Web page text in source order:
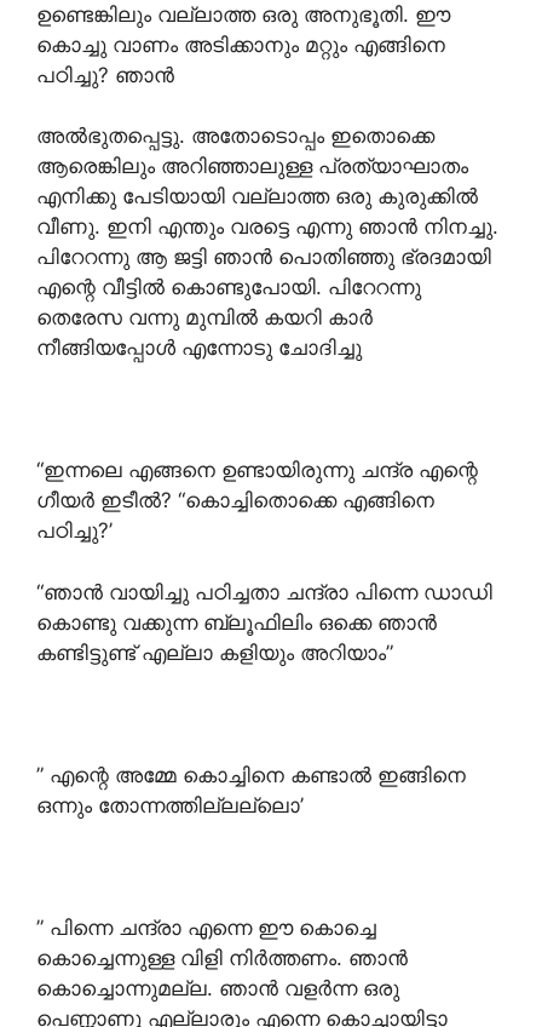
ഉണ്ടെങ്കിലും വല്ലാത്ത ഒരു അനുഭൂതി. ഈ
കൊച്ചു വാണം അടിക്കാനും മറ്റും എങ്ങിനെ
പഠിച്ചു? ഞാൻ
അൽഭുതപ്പെട്ടു. അതോടൊപ്പം ഇതൊക്കെ
ആരെങ്കിലും അറിഞ്ഞാലുള്ള പ്രത്യാഘാതം
എനിക്കു പേടിയായി വല്ലാത്ത ഒരു കുരുക്കിൽ
വീണു. ഇനി എന്തും വരട്ടെ എന്നു ഞാൻ നിനച്ചു.
പിറേറന്നു ആ ജട്ടി ഞാൻ പൊതിഞ്ഞു ഭ്രദമായി
എന്റെ വീട്ടിൽ കൊണ്ടുപോയി. പിറേറന്നു
തെരേസ വന്നു മുമ്പിൽ കയറി കാർ
നീങ്ങിയപ്പോൾ എന്നോടു ചോദിച്ചു
“ഇന്നലെ എങ്ങനെ ഉണ്ടായിരുന്നു ചന്ദ്ര എന്റെ
ഗീയർ ഇടീൽ? “കൊച്ചിതൊക്കെ എങ്ങിനെ
പഠിച്ചു?’
“ഞാൻ വായിച്ചു പഠിച്ചതാ ചന്ദ്രാ പിന്നെ ഡാഡി
കൊണ്ടു വക്കുന്ന ബ്ലൂഫിലിം ഒക്കെ ഞാൻ
കണ്ടിട്ടുണ്ട് എല്ലാ കളിയും അറിയാം”
” എന്റെ അമ്മേ കൊച്ചിനെ കണ്ടാൽ ഇങ്ങിനെ
ഒന്നും തോന്നത്തില്ലല്ലൊ’
” പിന്നെ ചന്ദ്രാ എന്നെ ഈ കൊച്ചെ
കൊച്ചെന്നുള്ള വിളി നിർത്തണം. ഞാൻ
കൊച്ചൊന്നുമല്ല. ഞാൻ വളർന്ന ഒരു
പെണ്ണാണു എല്ലാരും എന്നെ കൊച്ചായിട്ടാ